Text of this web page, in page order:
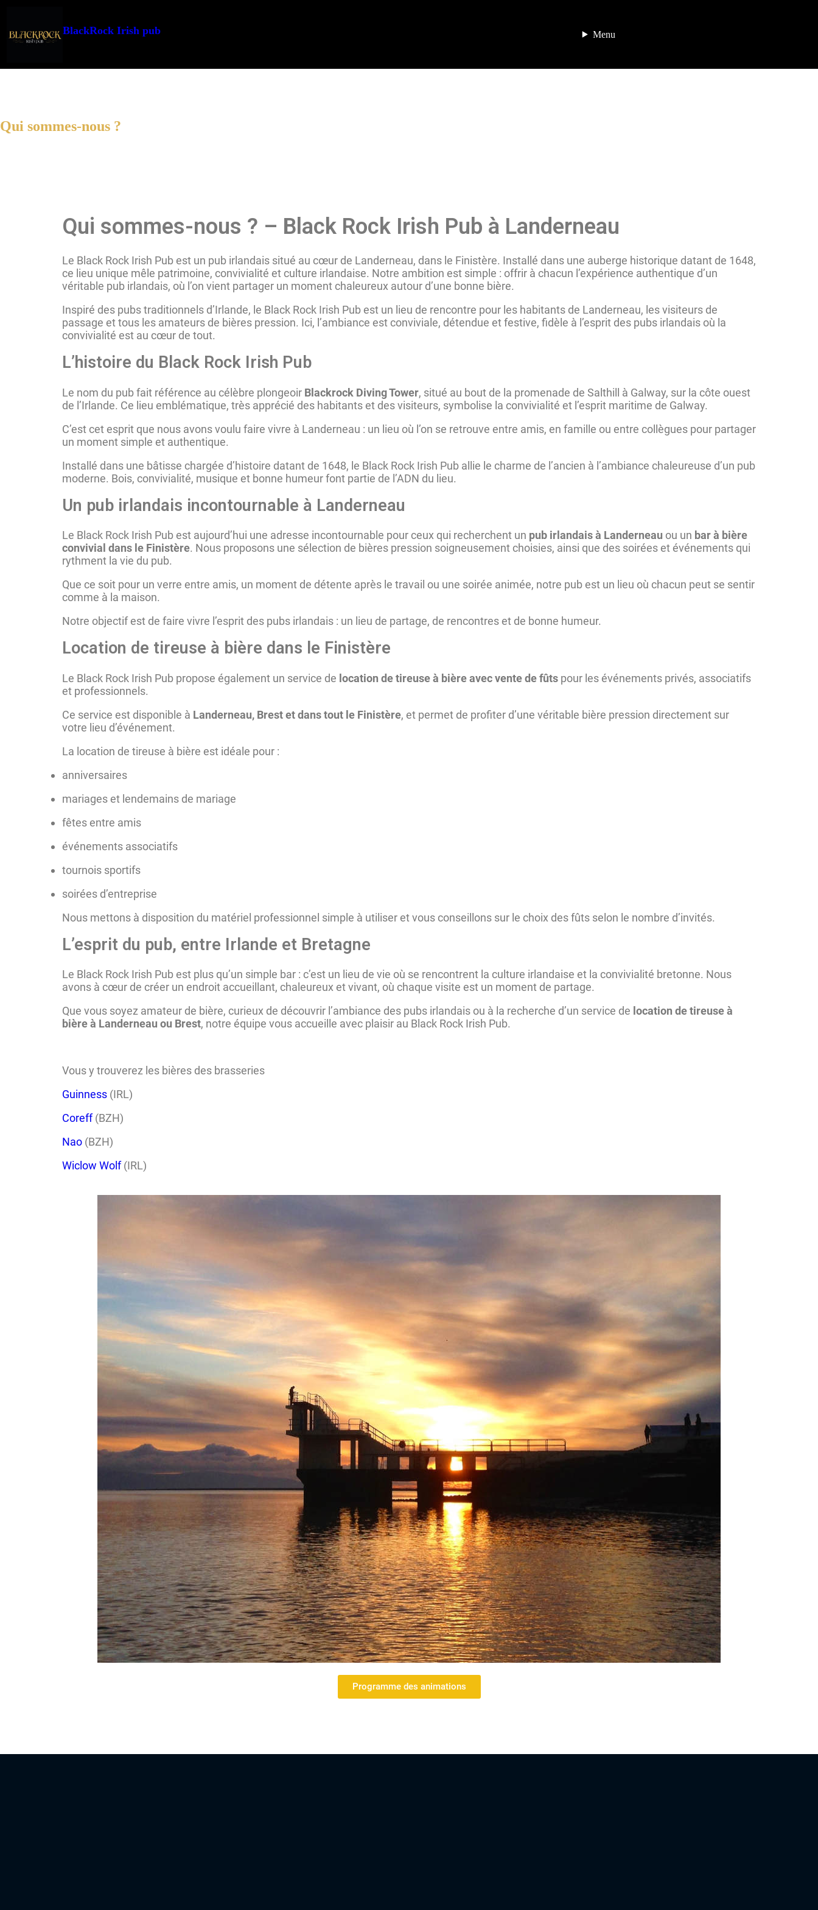
BlackRock Irish pub Menu
Qui sommes-nous ?
Qui sommes-nous ? – Black Rock Irish Pub à Landerneau
Le Black Rock Irish Pub est un pub irlandais situé au cœur de Landerneau, dans le Finistère. Installé dans une auberge historique datant de 1648,
ce lieu unique mêle patrimoine, convivialité et culture irlandaise. Notre ambition est simple : offrir à chacun l’expérience authentique d’un
véritable pub irlandais, où l’on vient partager un moment chaleureux autour d’une bonne bière.
Inspiré des pubs traditionnels d’Irlande, le Black Rock Irish Pub est un lieu de rencontre pour les habitants de Landerneau, les visiteurs de
passage et tous les amateurs de bières pression. Ici, l’ambiance est conviviale, détendue et festive, fidèle à l’esprit des pubs irlandais où la
convivialité est au cœur de tout.
L’histoire du Black Rock Irish Pub
Le nom du pub fait référence au célèbre plongeoir Blackrock Diving Tower, situé au bout de la promenade de Salthill à Galway, sur la côte ouest
de l’Irlande. Ce lieu emblématique, très apprécié des habitants et des visiteurs, symbolise la convivialité et l’esprit maritime de Galway.
C’est cet esprit que nous avons voulu faire vivre à Landerneau : un lieu où l’on se retrouve entre amis, en famille ou entre collègues pour partager
un moment simple et authentique.
Installé dans une bâtisse chargée d’histoire datant de 1648, le Black Rock Irish Pub allie le charme de l’ancien à l’ambiance chaleureuse d’un pub
moderne. Bois, convivialité, musique et bonne humeur font partie de l’ADN du lieu.
Un pub irlandais incontournable à Landerneau
Le Black Rock Irish Pub est aujourd’hui une adresse incontournable pour ceux qui recherchent un pub irlandais à Landerneau ou un bar à bière
convivial dans le Finistère. Nous proposons une sélection de bières pression soigneusement choisies, ainsi que des soirées et événements qui
rythment la vie du pub.
Que ce soit pour un verre entre amis, un moment de détente après le travail ou une soirée animée, notre pub est un lieu où chacun peut se sentir
comme à la maison.
Notre objectif est de faire vivre l’esprit des pubs irlandais : un lieu de partage, de rencontres et de bonne humeur.
Location de tireuse à bière dans le Finistère
Le Black Rock Irish Pub propose également un service de location de tireuse à bière avec vente de fûts pour les événements privés, associatifs
et professionnels.
Ce service est disponible à Landerneau, Brest et dans tout le Finistère, et permet de profiter d’une véritable bière pression directement sur
votre lieu d’événement.
La location de tireuse à bière est idéale pour :
anniversaires
mariages et lendemains de mariage
fêtes entre amis
événements associatifs
tournois sportifs
soirées d’entreprise
Nous mettons à disposition du matériel professionnel simple à utiliser et vous conseillons sur le choix des fûts selon le nombre d’invités.
L’esprit du pub, entre Irlande et Bretagne
Le Black Rock Irish Pub est plus qu’un simple bar : c’est un lieu de vie où se rencontrent la culture irlandaise et la convivialité bretonne. Nous
avons à cœur de créer un endroit accueillant, chaleureux et vivant, où chaque visite est un moment de partage.
Que vous soyez amateur de bière, curieux de découvrir l’ambiance des pubs irlandais ou à la recherche d’un service de location de tireuse à
bière à Landerneau ou Brest, notre équipe vous accueille avec plaisir au Black Rock Irish Pub.
Vous y trouverez les bières des brasseries
Guinness (IRL)
Coreff(BZH)
Nao (BZH)
Wiclow Wolf(IRL)
Programme des animations